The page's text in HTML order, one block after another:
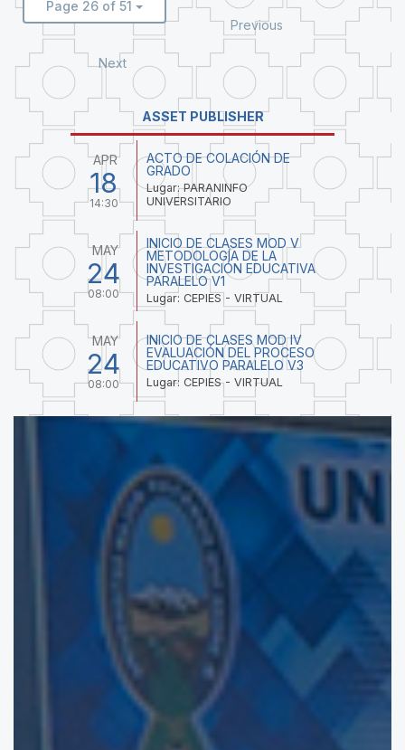
Page 26 of 51
Previous
Next
ASSET PUBLISHER
APR
18
14:30
ACTO DE COLACIÓN DE
GRADO
Lugar: PARANINFO
UNIVERSITARIO
MAY
24
08:00
INICIO DE CLASES MOD V
METODOLOGÍA DE LA
INVESTIGACIÓN EDUCATIVA
PARALELO V1
Lugar: CEPIES - VIRTUAL
MAY
24
08:00
INICIO DE CLASES MOD IV
EVALUACIÓN DEL PROCESO
EDUCATIVO PARALELO V3
Lugar: CEPIES - VIRTUAL